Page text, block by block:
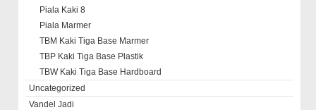
Piala Kaki 8
Piala Marmer
TBM Kaki Tiga Base Marmer
TBP Kaki Tiga Base Plastik
TBW Kaki Tiga Base Hardboard
Uncategorized
Vandel Jadi